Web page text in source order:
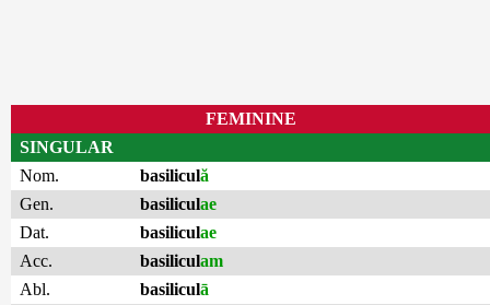
FEMININE
SINGULAR
Nom.
basiliculă
Gen.
basiliculae
Dat.
basiliculae
Acc.
basiliculam
Abl.
basiliculā